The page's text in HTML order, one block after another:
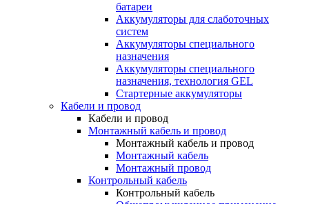
батареи
Аккумуляторы для слаботочных
систем
Аккумуляторы специального
назначения
Аккумуляторы специального
назначения, технология GEL
Стартерные аккумуляторы
Кабели и провод
Кабели и провод
Монтажный кабель и провод
Монтажный кабель и провод
Монтажный кабель
Монтажный провод
Контрольный кабель
Контрольный кабель